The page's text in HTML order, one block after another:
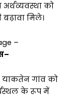
को
मिले।
–
–
याकतेन गांव को
के रूप में